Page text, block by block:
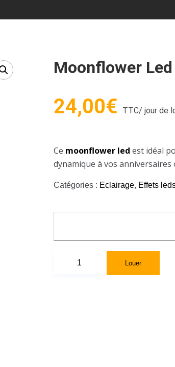
Moonflower Led
24,00€ TTC/ jour de
Ce moonflower ledest idéal
dynamique à vos
Catégories : Eclairage, Effets
Louer